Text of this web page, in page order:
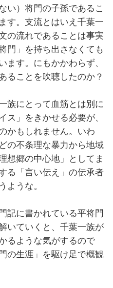
い）将門の子孫であるこ
す。支流とはいえ千葉一
の流れであることは事実
門」を持ち出さなくても
ます。にもかかわらず、
ることを吹聴したのか？
族にとって血筋とは別に
ス」をきかせる必要が、
かもしれません。いわ
の不条理な暴力から地域
想郷の中心地」としてま
る「言い伝え」の伝承者
ような。
記に書かれている平将門
いていくと、千葉一族が
るような気がするので
の生涯」を駆け足で概観